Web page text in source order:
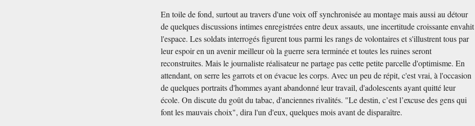
En toile de fond, surtout au travers d'une voix off synchronisée au montage mais aussi au détour
de quelques discussions intimes enregistrées entre deux assauts, une incertitude croissante envahit
l'espace. Les soldats interrogés figurent tous parmi les rangs de volontaires et s'illustrent tous par
leur espoir en un avenir meilleur où la guerre sera terminée et toutes les ruines seront
reconstruites. Mais le journaliste réalisateur ne partage pas cette petite parcelle d'optimisme. En
attendant, on serre les garrots et on évacue les corps. Avec un peu de répit, c'est vrai, à l'occasion
de quelques portraits d'hommes ayant abandonné leur travail, d'adolescents ayant quitté leur
école. On discute du goût du tabac, d'anciennes rivalités. "Le destin, c’est l’excuse des gens qui
font les mauvais choix", dira l'un d'eux, quelques mois avant de disparaître.